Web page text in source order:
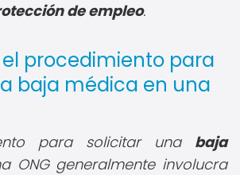
de empleo.
el procedimiento para
baja médica en una
para solicitar una baja
ONG generalmente involucra